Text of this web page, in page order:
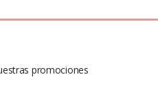
promociones